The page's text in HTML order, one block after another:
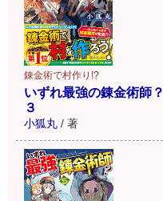
錬金術で村作り!?
いずれ最強の錬金術師？
３
小狐丸 / 著